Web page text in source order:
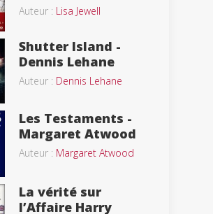
Auteur : Lisa Jewell
Shutter Island -
Dennis Lehane
Auteur : Dennis Lehane
Les Testaments -
Margaret Atwood
Auteur : Margaret Atwood
La vérité sur
l’Affaire Harry